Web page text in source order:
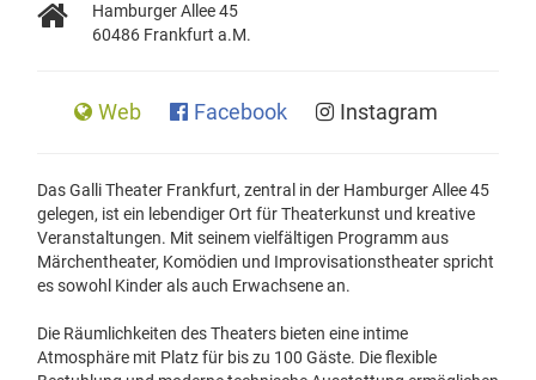
Hamburger Allee 45
60486 Frankfurt a.M.
Web Facebook Instagram
Das Galli Theater Frankfurt, zentral in der Hamburger Allee 45
gelegen, ist ein lebendiger Ort für Theaterkunst und kreative
Veranstaltungen. Mit seinem vielfältigen Programm aus
Märchentheater, Komödien und Improvisationstheater spricht
es sowohl Kinder als auch Erwachsene an.
Die Räumlichkeiten des Theaters bieten eine intime
Atmosphäre mit Platz für bis zu 100 Gäste. Die flexible